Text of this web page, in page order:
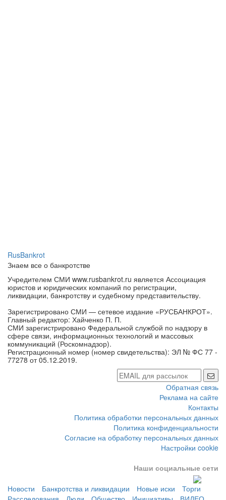
Знаем все о банкротстве
Учредителем СМИ www.rusbankrot.ru является Ассоциация
юристов и юридических компаний по регистрации,
ликвидации, банкротству и судебному представительству.
Зарегистрировано СМИ — сетевое издание «РУСБАНКРОТ».
Главный редактор: Хайченко П. П.
СМИ зарегистрировано Федеральной службой по надзору в
сфере связи, информационных технологий и массовых
коммуникаций (Роскомнадзор).
Регистрационный номер (номер свидетельства): ЭЛ № ФС 77 -
77278 от 05.12.2019.
Обратная связь
Реклама на сайте
Контакты
Политика обработки персональных данных
Политика конфиденциальности
Согласие на обработку персональных данных
Настройки cookie
Торги
Расследования
Люди Общество Инициативы
ВИДЕО